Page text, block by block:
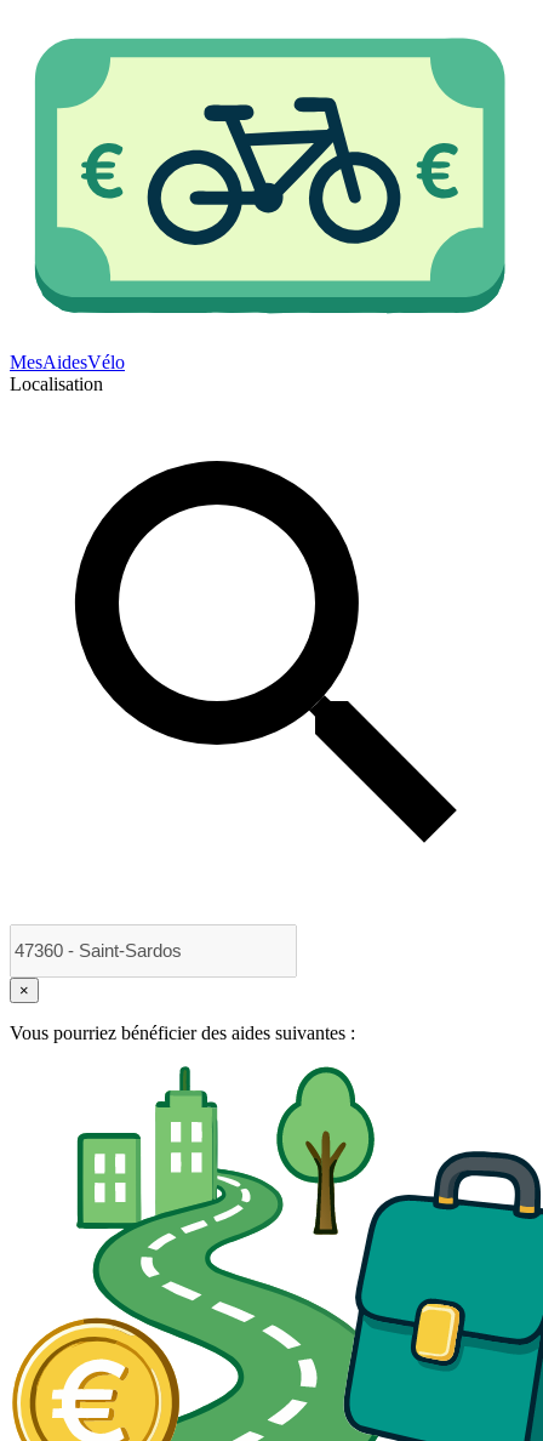
MesAidesVélo
Localisation
×
Vous pourriez bénéficier des aides suivantes :